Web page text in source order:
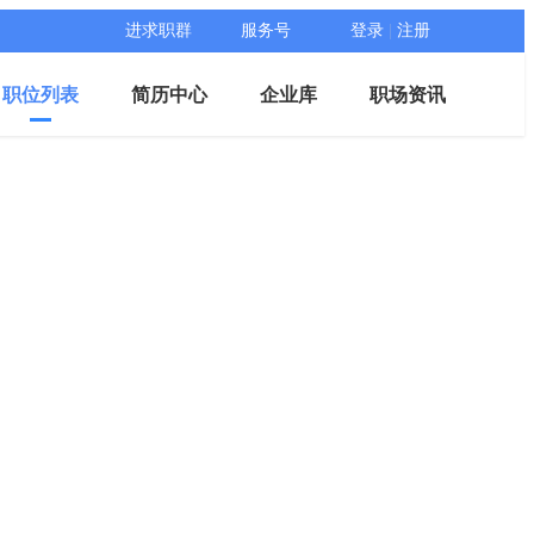
进求职群 服务号 登录 注册
职位列表 简历中心 企业库 职场资讯